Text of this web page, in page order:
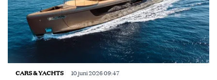
CARS & YACHTS 10 juni 2026 09:47